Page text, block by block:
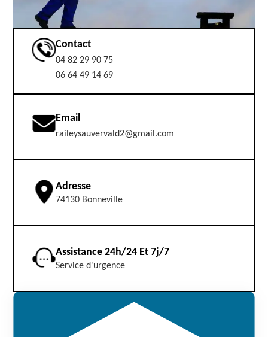
Contact
04 82 29 90 75
06 64 49 14 69
Email
raileysauvervald2@gmail.com
Adresse
74130 Bonneville
Assistance 24h/24 Et 7j/7
Service d'urgence